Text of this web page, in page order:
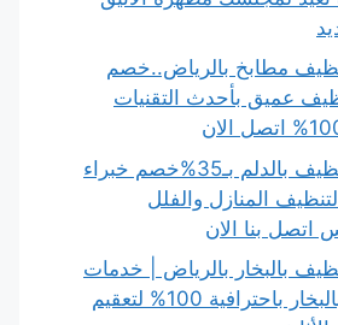
مطابخ بالرياض..خصم
عميق بأحدث التقنيات
شركة تنظيف بالدلم بـ35%خصم خبراء
المنازل والفلل
اتصل بنا الان
بالبخار بالرياض | خدمات
تنظيف بالبخار باحترافية 100% لتعقيم